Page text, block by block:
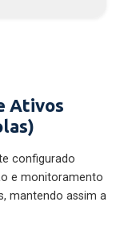
Ativos
configurado
e monitoramento
mantendo assim a